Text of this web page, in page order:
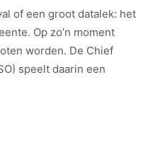
of een groot datalek: het
Op zo’n moment
worden. De Chief
speelt daarin een